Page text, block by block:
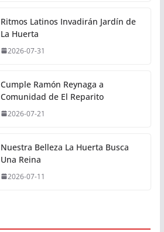
Ritmos Latinos Invadirán Jardín de
La Huerta
2026-07-31
Cumple Ramón Reynaga a
Comunidad de El Reparito
2026-07-21
Nuestra Belleza La Huerta Busca
Una Reina
2026-07-11